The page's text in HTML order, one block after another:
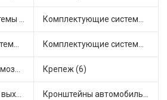
Комплектуючие системы стеклоочистителя (13) Комплектующие системы выпуска отработавших газов (51)
Комплектующие системы отопления (30) Комплектующие системы питания (43)
Комплектующие тормозной системы (23) Крепеж (6)
Крепежи элементов выхлопной системы (23) Кронштейны автомобильные (4)